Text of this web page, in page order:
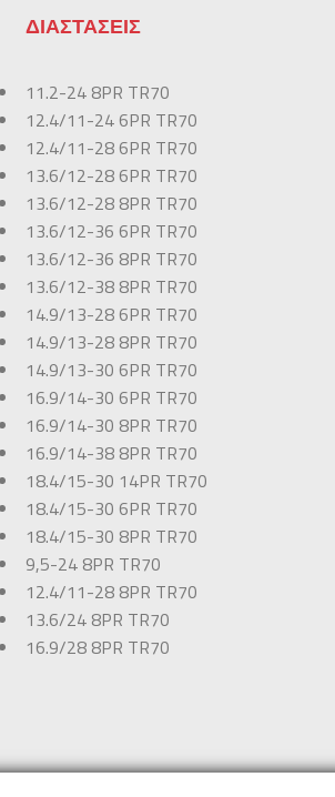
ΔΙΑΣΤΑΣΕΙΣ
11.2-24 8PR TR70
12.4/11-24 6PR TR70
12.4/11-28 6PR TR70
13.6/12-28 6PR TR70
13.6/12-28 8PR TR70
13.6/12-36 6PR TR70
13.6/12-36 8PR TR70
13.6/12-38 8PR TR70
14.9/13-28 6PR TR70
14.9/13-28 8PR TR70
14.9/13-30 6PR TR70
16.9/14-30 6PR TR70
16.9/14-30 8PR TR70
16.9/14-38 8PR TR70
18.4/15-30 14PR TR70
18.4/15-30 6PR TR70
18.4/15-30 8PR TR70
9,5-24 8PR TR70
12.4/11-28 8PR TR70
13.6/24 8PR TR70
16.9/28 8PR TR70